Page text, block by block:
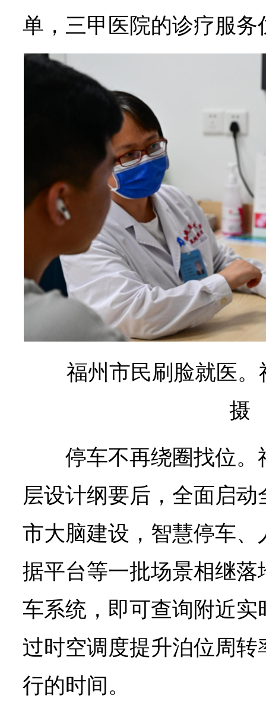
单，三甲医院的诊疗服务
福州市民刷脸就医
摄
停车不再绕圈找位
层设计纲要后，全面启
市大脑建设，智慧停车
据平台等一批场景相继
车系统，即可查询附近
过时空调度提升泊位周
行的时间。